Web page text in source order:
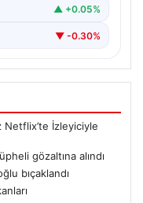
▲ +0.05%
▼ -0.30%
Netflix’te İzleyiciyle
gözaltına alındı
bıçaklandı